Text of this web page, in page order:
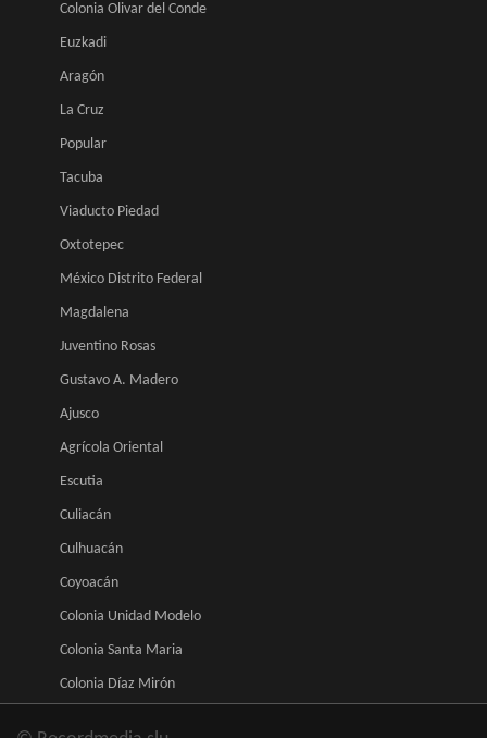
Colonia Olivar del Conde
Euzkadi
Aragón
La Cruz
Popular
Tacuba
Viaducto Piedad
Oxtotepec
México Distrito Federal
Magdalena
Juventino Rosas
Gustavo A. Madero
Ajusco
Agrícola Oriental
Escutia
Culiacán
Culhuacán
Coyoacán
Colonia Unidad Modelo
Colonia Santa Maria
Colonia Díaz Mirón